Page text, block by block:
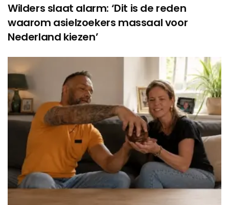
Wilders slaat alarm: ‘Dit is de reden
waarom asielzoekers massaal voor
Nederland kiezen’